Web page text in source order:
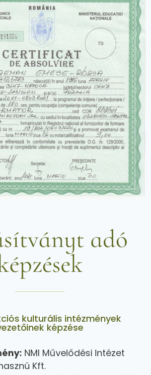
adó
kulturális intézmények
képzése
NMI Művelődési Intézet
Kft.